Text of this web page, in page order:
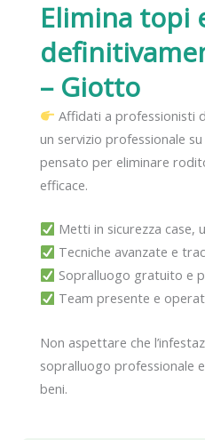
Elimina topi
– Giotto
Affidati a professionisti
un servizio professionale
pensato per eliminare
efficace.
Metti in sicurezza case,
Tecniche avanzate e
Sopralluogo gratuito e
Team presente e
Non aspettare che
sopralluogo professionale
beni.